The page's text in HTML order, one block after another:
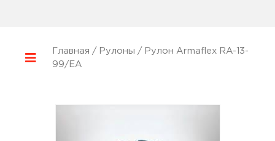
Главная / Рулоны / Рулон Armaflex RA-13-
99/EA